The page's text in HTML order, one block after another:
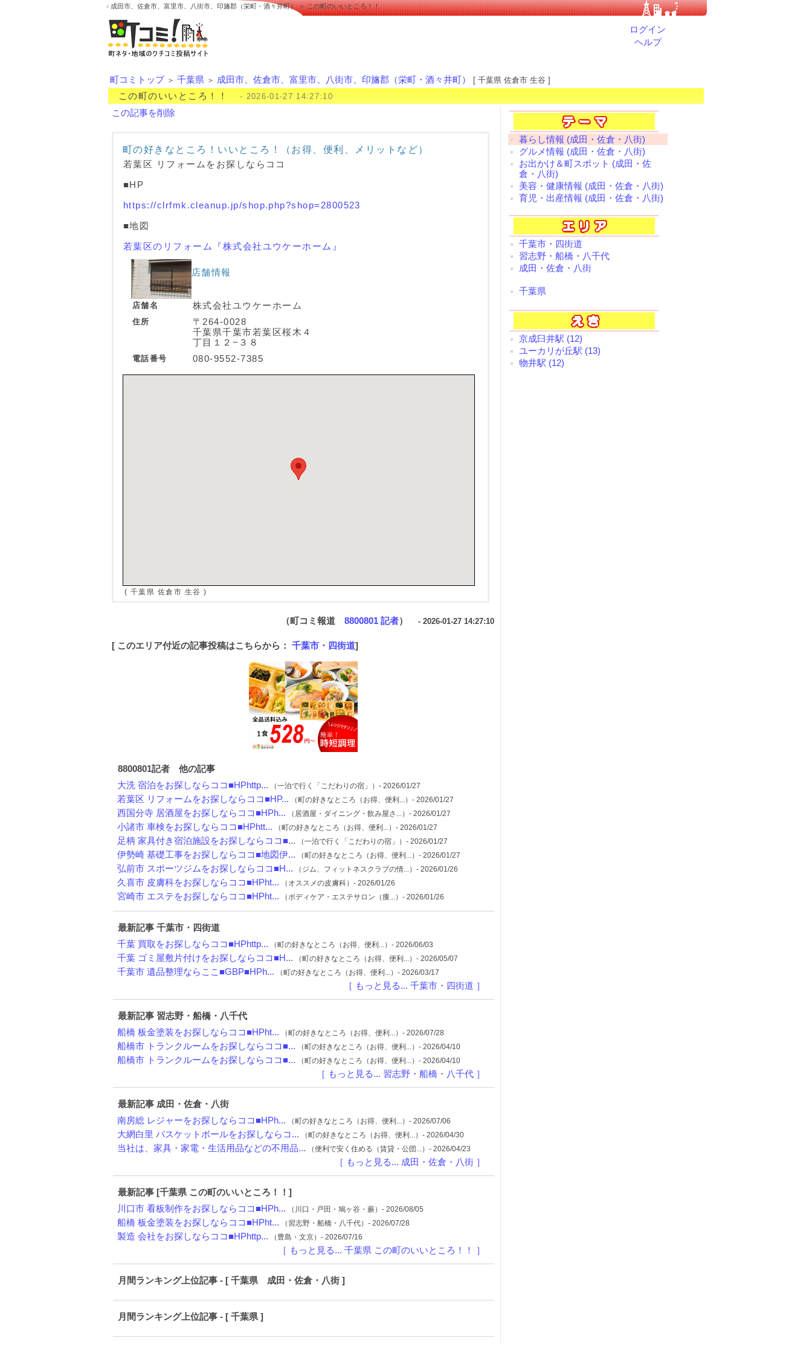
成田市、佐倉市、富里市、八街市、印旛郡（栄町・酒々井町） ＞ この町のいいところ！！
ログイン
ヘルプ
町コミトップ ＞ 千葉県 ＞ 成田市、佐倉市、富里市、八街市、印旛郡（栄町・酒々井町） [ 千葉県 佐倉市 生谷 ]
この町のいいところ！！ - 2026-01-27 14:27:10
この記事を削除
町の好きなところ！いいところ！（お得、便利、メリットなど）
若葉区 リフォームをお探しならココ
■HP
https://clrfmk.cleanup.jp/shop.php?shop=2800523
■地図
若葉区のリフォーム『株式会社ユウケーホーム』
店舗情報
店舗名 株式会社ユウケーホーム
住所
〒264-0028
千葉県千葉市若葉区桜木４
丁目１２−３８
電話番号 080‐9552‐7385
( 千葉県 佐倉市 生谷 )
（町コミ報道 8800801 記者） - 2026-01-27 14:27:10
[ このエリア付近の記事投稿はこちらから： 千葉市・四街道]
8800801記者 他の記事
大洗 宿泊をお探しならココ■HPhttp... （一泊で行く「こだわりの宿」）- 2026/01/27
若葉区 リフォームをお探しならココ■HP... （町の好きなところ（お得、便利...）- 2026/01/27
西国分寺 居酒屋をお探しならココ■HPh... （居酒屋・ダイニング・飲み屋さ...）- 2026/01/27
小諸市 車検をお探しならココ■HPhtt... （町の好きなところ（お得、便利...）- 2026/01/27
足柄 家具付き宿泊施設をお探しならココ■... （一泊で行く「こだわりの宿」）- 2026/01/27
伊勢崎 基礎工事をお探しならココ■地図伊... （町の好きなところ（お得、便利...）- 2026/01/27
弘前市 スポーツジムをお探しならココ■H... （ジム、フィットネスクラブの情...）- 2026/01/26
久喜市 皮膚科をお探しならココ■HPht... （オススメの皮膚科）- 2026/01/26
宮崎市 エステをお探しならココ■HPht... （ボディケア・エステサロン（痩...）- 2026/01/26
最新記事 千葉市・四街道
千葉 買取をお探しならココ■HPhttp... （町の好きなところ（お得、便利...）- 2026/06/03
千葉 ゴミ屋敷片付けをお探しならココ■H... （町の好きなところ（お得、便利...）- 2026/05/07
千葉市 遺品整理ならここ■GBP■HPh... （町の好きなところ（お得、便利...）- 2026/03/17
［ もっと見る... 千葉市・四街道 ］
最新記事 習志野・船橋・八千代
船橋 板金塗装をお探しならココ■HPht... （町の好きなところ（お得、便利...）- 2026/07/28
船橋市 トランクルームをお探しならココ■... （町の好きなところ（お得、便利...）- 2026/04/10
船橋市 トランクルームをお探しならココ■... （町の好きなところ（お得、便利...）- 2026/04/10
［ もっと見る... 習志野・船橋・八千代 ］
最新記事 成田・佐倉・八街
南房総 レジャーをお探しならココ■HPh... （町の好きなところ（お得、便利...）- 2026/07/06
大網白里 バスケットボールをお探しならコ... （町の好きなところ（お得、便利...）- 2026/04/30
当社は、家具・家電・生活用品などの不用品... （便利で安く住める（賃貸・公団...）- 2026/04/23
［ もっと見る... 成田・佐倉・八街 ］
最新記事 [千葉県 この町のいいところ！！]
川口市 看板制作をお探しならココ■HPh... （川口・戸田・鳩ヶ谷・蕨）- 2026/08/05
船橋 板金塗装をお探しならココ■HPht... （習志野・船橋・八千代）- 2026/07/28
製造 会社をお探しならココ■HPhttp... （豊島・文京）- 2026/07/16
［ もっと見る... 千葉県 この町のいいところ！！ ］
月間ランキング上位記事 - [ 千葉県 成田・佐倉・八街 ]
月間ランキング上位記事 - [ 千葉県 ]
暮らし情報 (成田・佐倉・八街)
グルメ情報 (成田・佐倉・八街)
お出かけ＆町スポット (成田・佐
倉・八街)
美容・健康情報 (成田・佐倉・八街)
育児・出産情報 (成田・佐倉・八街)
千葉市・四街道
習志野・船橋・八千代
成田・佐倉・八街
千葉県
京成臼井駅 (12)
ユーカリが丘駅 (13)
物井駅 (12)